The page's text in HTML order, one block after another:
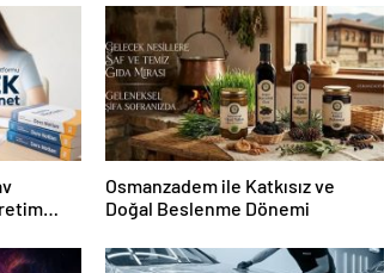
Osmanzadem ile Katkısız ve
Doğal Beslenme Dönemi